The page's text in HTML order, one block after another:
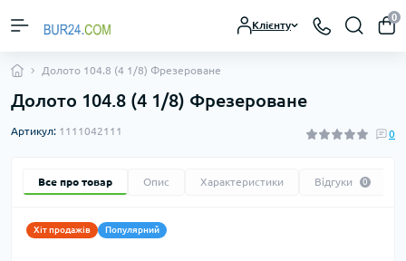
Клієнту
0
Долото 104.8 (4 1/8) Фрезероване
Долото 104.8 (4 1/8) Фрезероване
Артикул: 1111042111 0
Все про товар Опис Характеристики Відгуки 0
Хіт продажів Популярний